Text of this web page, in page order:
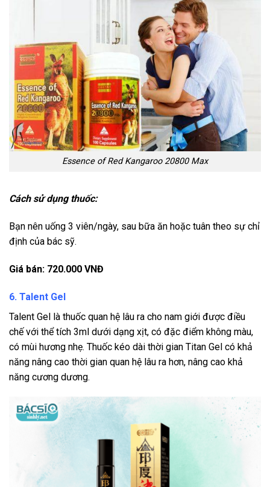
Essence of Red Kangaroo 20800 Max
Cách sử dụng thuốc:
Bạn nên uống 3 viên/ngày, sau bữa ăn hoặc tuân theo sự chỉ
định của bác sỹ.
Giá bán: 720.000 VNĐ
6. Talent Gel
Talent Gel là thuốc quan hệ lâu ra cho nam giới được điều
chế với thể tích 3ml dưới dạng xịt, có đặc điểm không màu,
có mùi hương nhẹ. Thuốc kéo dài thời gian Titan Gel có khả
năng nâng cao thời gian quan hệ lâu ra hơn, nâng cao khả
năng cương dương.